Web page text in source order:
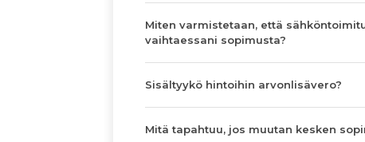
Miten varmistetaan, että
vaihtaessani sopimusta?
Sisältyykö hintoihin arvonlisävero?
Mitä tapahtuu, jos muutan kesken